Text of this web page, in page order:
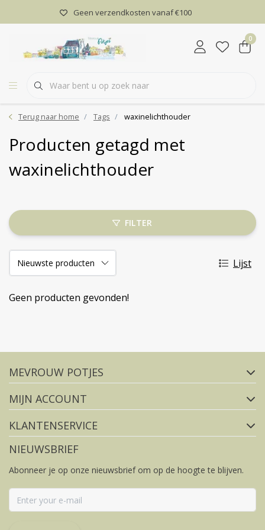
Geen verzendkosten vanaf €100
0
Terug naar home Tags waxinelichthouder
Producten getagd met
waxinelichthouder
FILTER
Lijst
Geen producten gevonden!
FACEBOOK
MEVROUW POTJES
MIJN ACCOUNT
KLANTENSERVICE
NIEUWSBRIEF
Abonneer je op onze nieuwsbrief om op de hoogte te blijven.